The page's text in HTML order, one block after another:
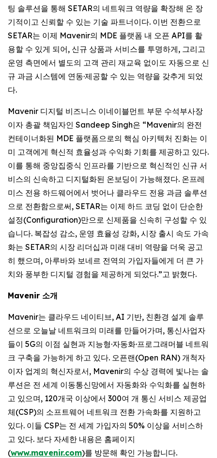
팅 솔루션을 통해 SETAR의 네트워크 역량을 확장해 온 장
기적이고 신뢰할 수 있는 기술 파트너이다. 이번 전환으로
SETAR는 이제 Mavenir의 MDE 플랫폼 내 오픈 API를 활
용할 수 있게 되어, 신규 상품과 서비스를 투명하게, 그리고
운영 측면에서 별도의 고객 관리 재교육 없이도 자동으로 신
규 과금 시스템에 연동·제공할 수 있는 역량을 갖추게 되었
다.
Mavenir 디지털 비즈니스 이네이블먼트 부문 수석부사장
이자 총괄 책임자인 Sandeep Singh은 “Mavenir의 완전
컨테이너화된 MDE 플랫폼으로의 핵심 아키텍처 진화는 이
미 고객에게 혁신적 효율성과 수익화 기회를 제공하고 있다.
이를 통해 중앙집중식 인프라를 기반으로 혁신적인 신규 서
비스의 신속하고 디지털화된 온보딩이 가능해졌다. 온프레
미스 전용 하드웨어에서 벗어나 클라우드 전용 과금 솔루션
으로 전환함으로써, SETAR는 이제 하드 코딩 없이 단순한
설정(Configuration)만으로 신제품을 신속히 구성할 수 있
습니다. 복잡성 감소, 운영 효율성 강화, 시장 출시 속도 가속
화는 SETAR의 시장 리더십과 미래 대비 역량을 더욱 공고
히 했으며, 아루바와 보네르 전역의 가입자들에게 더 큰 가
치와 풍부한 디지털 경험을 제공하게 되었다.”고 밝혔다.
Mavenir 소개
Mavenir는 클라우드 네이티브, AI 기반, 친환경 설계 솔루
션으로 오늘날 네트워크의 미래를 만들어가며, 통신사업자
들이 5G의 이점 실현과 지능형·자동화·프로그래머블 네트워
크 구축을 가능하게 하고 있다. 오픈랜(Open RAN) 개척자
이자 업계의 혁신자로서, Mavenir의 수상 경력에 빛나는 솔
루션은 전 세계 이동통신망에서 자동화와 수익화를 실현하
고 있으며, 120개국 이상에서 300여 개 통신 서비스 제공업
체(CSP)의 소프트웨어 네트워크 전환 가속화를 지원하고
있다. 이들 CSP는 전 세계 가입자의 50% 이상을 서비스하
고 있다. 보다 자세한 내용은 홈페이지
(www.mavenir.com)를 방문해 확인 가능합니다.